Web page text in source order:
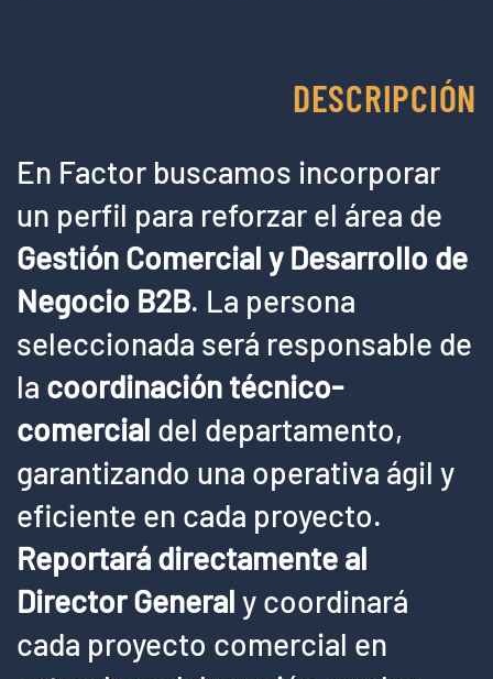
DESCRIPCIÓN
En Factor buscamos incorporar
un perfil para reforzar el área de
Gestión Comercial y Desarrollo de
Negocio B2B. La persona
seleccionada será responsable de
la coordinación técnico-
comercial del departamento,
garantizando una operativa ágil y
eficiente en cada proyecto.
Reportará directamente al
Director General y coordinará
cada proyecto comercial en